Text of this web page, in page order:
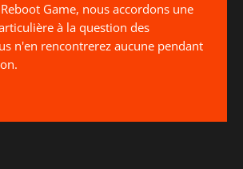
Game, nous accordons une
à la question des
n'en rencontrerez aucune pendant